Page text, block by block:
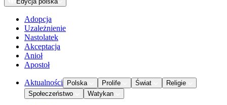
Adopcja
Uzależnienie
Nastolatek
Akceptacja
Anioł
Apostoł
Aktualności Polska Prolife Świat
Religie
Społeczeństwo
Watykan